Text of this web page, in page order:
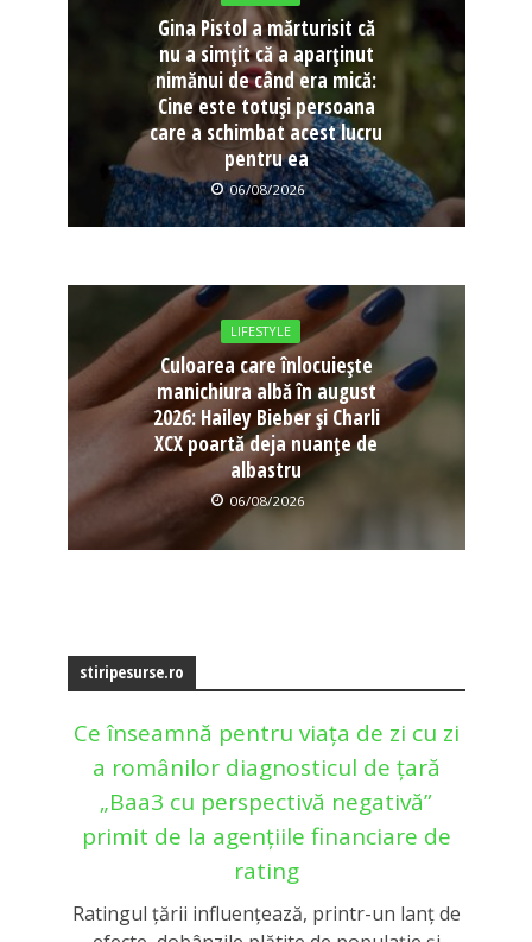
Gina Pistol a mărturisit că
nu a simțit că a aparținut
nimănui de când era mică:
Cine este totuși persoana
care a schimbat acest lucru
pentru ea
06/08/2026
LIFESTYLE
Culoarea care înlocuiește
manichiura albă în august
2026: Hailey Bieber și Charli
XCX poartă deja nuanțe de
albastru
06/08/2026
stiripesurse.ro
Ce înseamnă pentru viața de zi cu zi
a românilor diagnosticul de țară
„Baa3 cu perspectivă negativă”
primit de la agențiile financiare de
rating
Ratingul țării influențează, printr-un lanț de